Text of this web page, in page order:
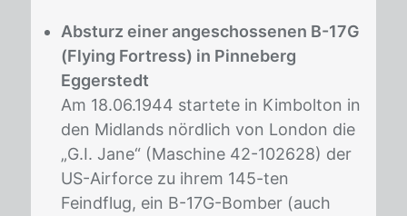
Absturz einer angeschossenen B-17G
(Flying Fortress) in Pinneberg
Eggerstedt
Am 18.06.1944 startete in Kimbolton in
den Midlands nördlich von London die
„G.I. Jane“ (Maschine 42-102628) der
US-Airforce zu ihrem 145-ten
Feindflug, ein B-17G-Bomber (auch